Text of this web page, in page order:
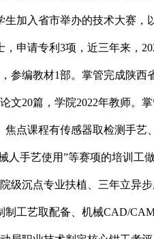
加入省市举办的技术大赛
申请专利3项，近三年来，
参编教材1部。掌管完成陕
文20篇，学院2022年教师。
点课程有传感器取检测手
人手艺使用”等赛项的培训
级沉点专业扶植、三年立异
工艺取配备、机械CAD/